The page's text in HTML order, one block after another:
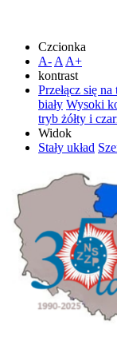
Czcionka
A- A A+
kontrast
Przełącz się
biały Wysoki
tryb żółty i
Widok
Stały układ